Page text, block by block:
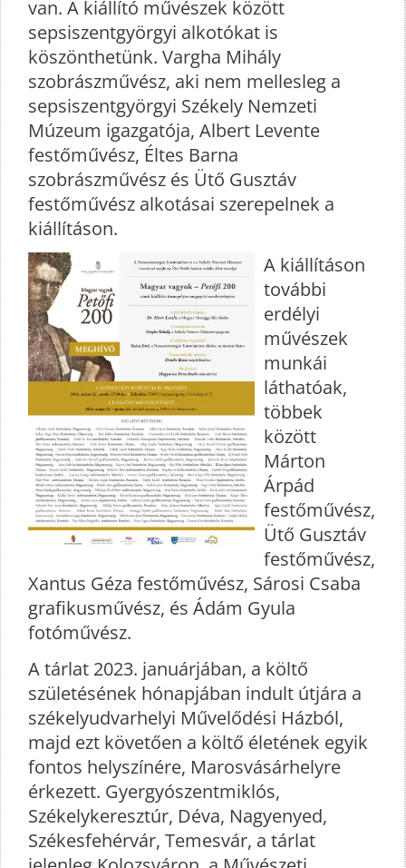
van. A kiállító művészek között
sepsiszentgyörgyi alkotókat is
köszönthetünk. Vargha Mihály
szobrászművész, aki nem mellesleg a
sepsiszentgyörgyi Székely Nemzeti
Múzeum igazgatója, Albert Levente
festőművész, Éltes Barna
szobrászművész és Ütő Gusztáv
festőművész alkotásai szerepelnek a
kiállításon.
A kiállításon
további
erdélyi
művészek
munkái
láthatóak,
többek
között
Márton
Árpád
festőművész,
Ütő Gusztáv
festőművész,
Xantus Géza festőművész, Sárosi Csaba
grafikusművész, és Ádám Gyula
fotóművész.
A tárlat 2023. januárjában, a költő
születésének hónapjában indult útjára a
székelyudvarhelyi Művelődési Házból,
majd ezt követően a költő életének egyik
fontos helyszínére, Marosvásárhelyre
érkezett. Gyergyószentmiklós,
Székelykeresztúr, Déva, Nagyenyed,
Székesfehérvár, Temesvár, a tárlat